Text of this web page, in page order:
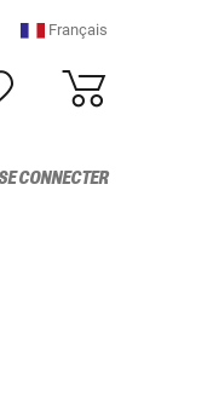
Français
CONNECTER